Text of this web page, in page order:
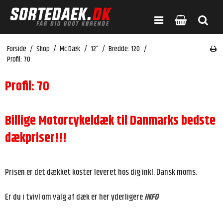
Forside / Shop / Mc Dæk / 12" / Bredde: 120 /
Profil: 70
Profil: 70
Billige Motorcykeldæk til Danmarks bedste
dækpriser!!!
Prisen er det dækket koster leveret hos dig inkl. Dansk moms.
Er du i tvivl om valg af dæk er her yderligereINFO